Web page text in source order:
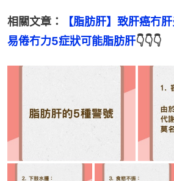
相關文章：
【脂肪肝】致肝癌冇
易倦冇力5症狀可能脂肪肝👇👇👇